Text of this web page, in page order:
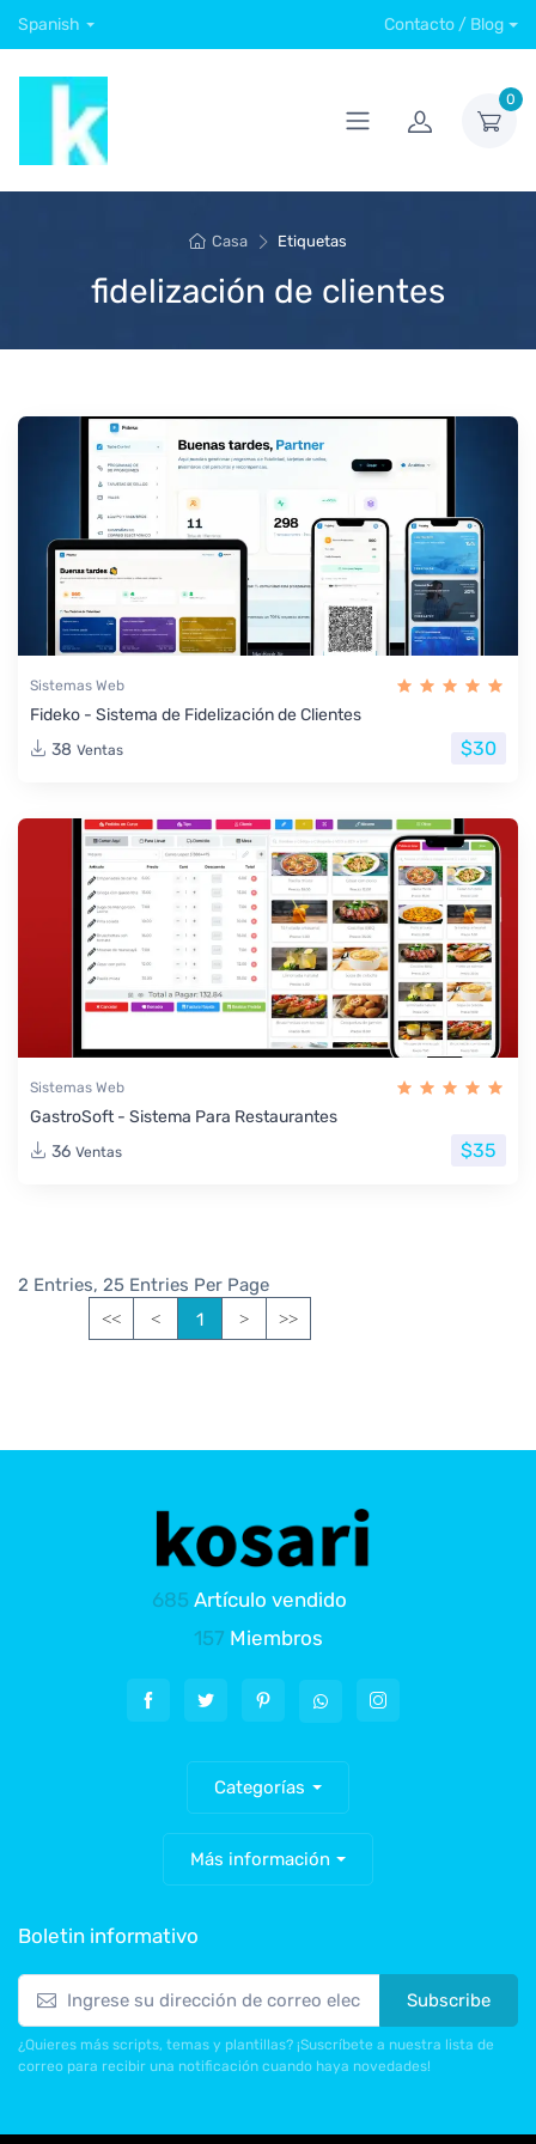
Spanish Contacto / Blog
0
Casa Etiquetas
fidelización de clientes
Sistemas Web
Fideko - Sistema de Fidelización de Clientes
38 Ventas $30
Sistemas Web
GastroSoft - Sistema Para Restaurantes
36 Ventas $35
2 Entries, 25 Entries Per Page
<< < 1 > >>
685 Artículo vendido
157 Miembros
Categorías
Más información
Boletin informativo
Subscribe
¿Quieres más scripts, temas y plantillas? ¡Suscríbete a nuestra lista de
correo para recibir una notificación cuando haya novedades!